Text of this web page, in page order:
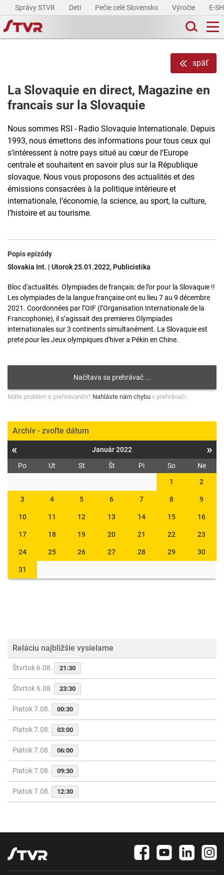
Správy STVR Deti Pečie celé Slovensko Výročie E-
späť
La Slovaquie en direct, Magazine en
francais sur la Slovaquie
Nous sommes RSI - Radio Slovaquie Internationale. Depuis
1993, nous émettons des informations pour tous ceux qui
s’intéressent à notre pays situé au cœur de l’Europe
centrale et souhaitent en savoir plus sur la République
slovaque. Nous vous proposons des actualités et des
émissions consacrées à la politique intérieure et
internationale, l’économie, la science, au sport, la culture,
l’histoire et au tourisme.
Popis epizódy
Slovakia Int. | Utorok 25.01.2022, Publicistika
Bloc d'actualités. Olympiades de français: de l’or pour la Slovaquie !!
Les olympiades de la langue française ont eu lieu 7 au 9 décembre
2021. Coordonnées par l’OIF (l’Organisation Internationale de la
Francophonie), il s’agissait des premieres Olympiades
internationales sur 3 continents simultanément. La Slovaquie est
prete pour les Jeux olympiques d'hiver a Pékin en Chine.
Máte problém s prehrávaním? Nahláste nám chybu v prehrávači.
Archív - zvoľte dátum
« Január 2022 »
Po Ut St Št Pi So
Ne
1
2
3 4 5 6 7 8 9
10 11 12 13 14 15 16
17 18 19 20 21 22 23
24 25 26 27 28 29 30
31
Reláciu najbližšie vysielame
Štvrtok 6.08. 21:30
Štvrtok 6.08. 23:30
Piatok 7.08. 00:30
Piatok 7.08. 03:00
Piatok 7.08. 06:00
Piatok 7.08. 09:30
Piatok 7.08. 12:30